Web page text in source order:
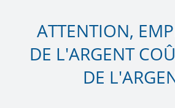
ATTENTION,
DE L'ARGENT
DE